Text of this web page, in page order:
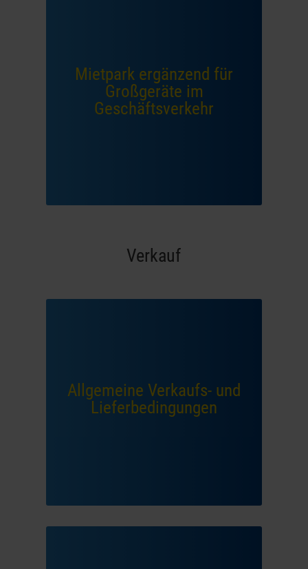
Mietpark ergänzend für
Großgeräte im
Geschäftsverkehr
Verkauf
Allgemeine Verkaufs- und
Lieferbedingungen